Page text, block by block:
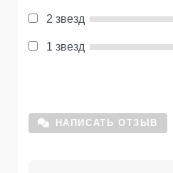
2 звезд
1 звезд
НАПИСАТЬ ОТЗЫВ